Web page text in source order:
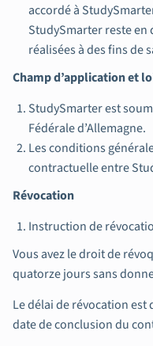
accordé à
StudySmarter reste
réalisées à des fins de
Champ d’application et
StudySmarter est
Fédérale d’Allemagne.
Les conditions
contractuelle entre
Révocation
Instruction de
Vous avez le droit de
quatorze jours sans
Le délai de révocation
date de conclusion du